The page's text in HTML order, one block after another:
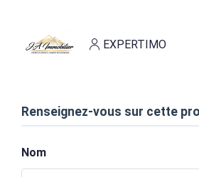
EXPERTIMO
Renseignez-vous sur cette
Nom